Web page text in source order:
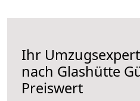
Ihr
nach Glashütte
Preiswert